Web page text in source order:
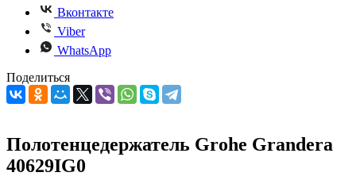
Вконтакте
Viber
WhatsApp
Поделиться
Полотенцедержатель Grohe Grandera
40629IG0